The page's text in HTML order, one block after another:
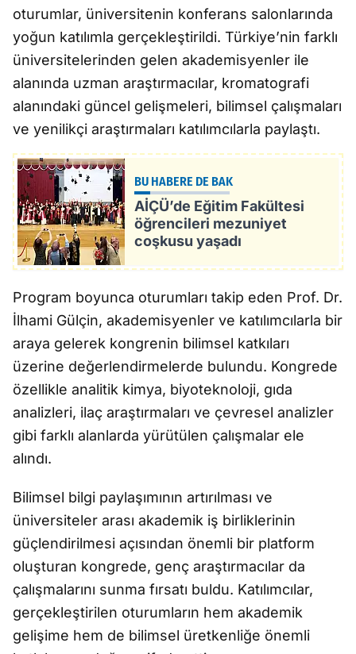
oturumlar, üniversitenin konferans salonlarında
yoğun katılımla gerçekleştirildi. Türkiye’nin farklı
üniversitelerinden gelen akademisyenler ile
alanında uzman araştırmacılar, kromatografi
alanındaki güncel gelişmeleri, bilimsel çalışmaları
ve yenilikçi araştırmaları katılımcılarla paylaştı.
BU HABERE DE BAK
AİÇÜ’de Eğitim Fakültesi
öğrencileri mezuniyet
coşkusu yaşadı
Program boyunca oturumları takip eden Prof. Dr.
İlhami Gülçin, akademisyenler ve katılımcılarla bir
araya gelerek kongrenin bilimsel katkıları
üzerine değerlendirmelerde bulundu. Kongrede
özellikle analitik kimya, biyoteknoloji, gıda
analizleri, ilaç araştırmaları ve çevresel analizler
gibi farklı alanlarda yürütülen çalışmalar ele
alındı.
Bilimsel bilgi paylaşımının artırılması ve
üniversiteler arası akademik iş birliklerinin
güçlendirilmesi açısından önemli bir platform
oluşturan kongrede, genç araştırmacılar da
çalışmalarını sunma fırsatı buldu. Katılımcılar,
gerçekleştirilen oturumların hem akademik
gelişime hem de bilimsel üretkenliğe önemli